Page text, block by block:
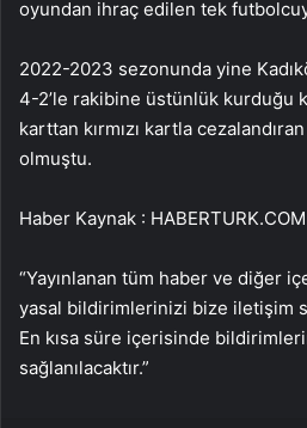
oyundan ihraç edilen tek
2022-2023 sezonunda yine
4-2’le rakibine üstünlük kurduğu
karttan kırmızı kartla
olmuştu.
Haber Kaynak : HABERTURK.COM
“Yayınlanan tüm haber ve diğer
yasal bildirimlerinizi bize iletişim
En kısa süre içerisinde
sağlanılacaktır.”